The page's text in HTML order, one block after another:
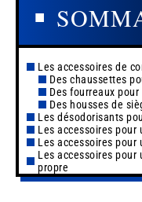
Les accessoires de
Des chaussettes
Des fourreaux
Des housses de
Les désodorisants
Les accessoires
Les accessoires
Les accessoires
propre